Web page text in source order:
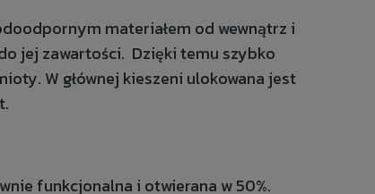
materiałem od wewnątrz i
jej zawartości. Dzięki temu szybko
W głównej kieszeni ulokowana jest
funkcjonalna i otwierana w 50%.